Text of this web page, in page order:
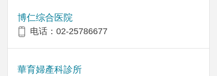
博仁综合医院
电话：02-25786677
華育婦產科診所